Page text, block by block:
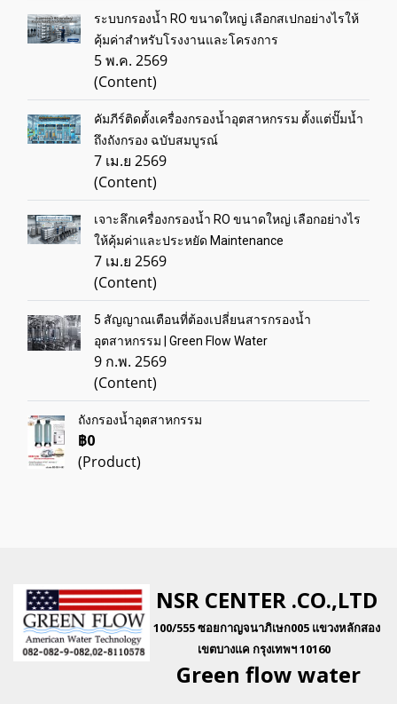
ระบบกรองน้ำ RO ขนาดใหญ่ เลือกสเปกอย่างไรให้
คุ้มค่าสำหรับโรงงานและโครงการ
5 พ.ค. 2569
(Content)
คัมภีร์ติดตั้งเครื่องกรองน้ำอุตสาหกรรม ตั้งแต่ปั๊มน้ำ
ถึงถังกรอง ฉบับสมบูรณ์
7 เม.ย 2569
(Content)
เจาะลึกเครื่องกรองน้ำ RO ขนาดใหญ่ เลือกอย่างไร
ให้คุ้มค่าและประหยัด Maintenance
7 เม.ย 2569
(Content)
5 สัญญาณเตือนที่ต้องเปลี่ยนสารกรองน้ำ
อุตสาหกรรม | Green Flow Water
9 ก.พ. 2569
(Content)
ถังกรองน้ำอุตสาหกรรม
฿0
(Product)
NSR CENTER .CO.,LTD
100/555 ซอยกาญจนาภิเษก005 แขวงหลักสอง
เขตบางแค กรุงเทพฯ 10160
Green flow water